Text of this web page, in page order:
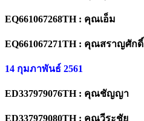
EQ661067268TH : คุณเอ็ม
EQ661067271TH : คุณสราญศักดิ์
14 กุมภาพันธ์ 2561
ED337979076TH : คุณชัญญา
ED337979080TH : คุณวีระชัย